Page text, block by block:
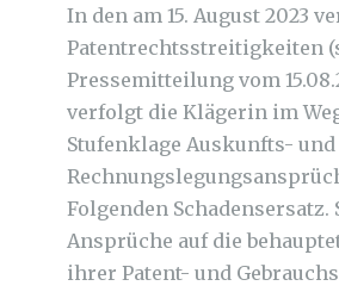
In den am 15. August 2023
Patentrechtsstreitigkeiten
Pressemitteilung vom
verfolgt die Klägerin im
Stufenklage Auskunfts- und
Folgenden Schadensersatz.
Ansprüche auf die
ihrer Patent- und